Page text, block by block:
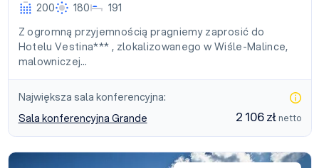
200
180
191
Z ogromną przyjemnością pragniemy zaprosić do
Hotelu Vestina*** , zlokalizowanego w Wiśle-Malince,
malowniczej…
Największa sala konferencyjna:
Sala konferencyjna Grande
2 106 zł netto